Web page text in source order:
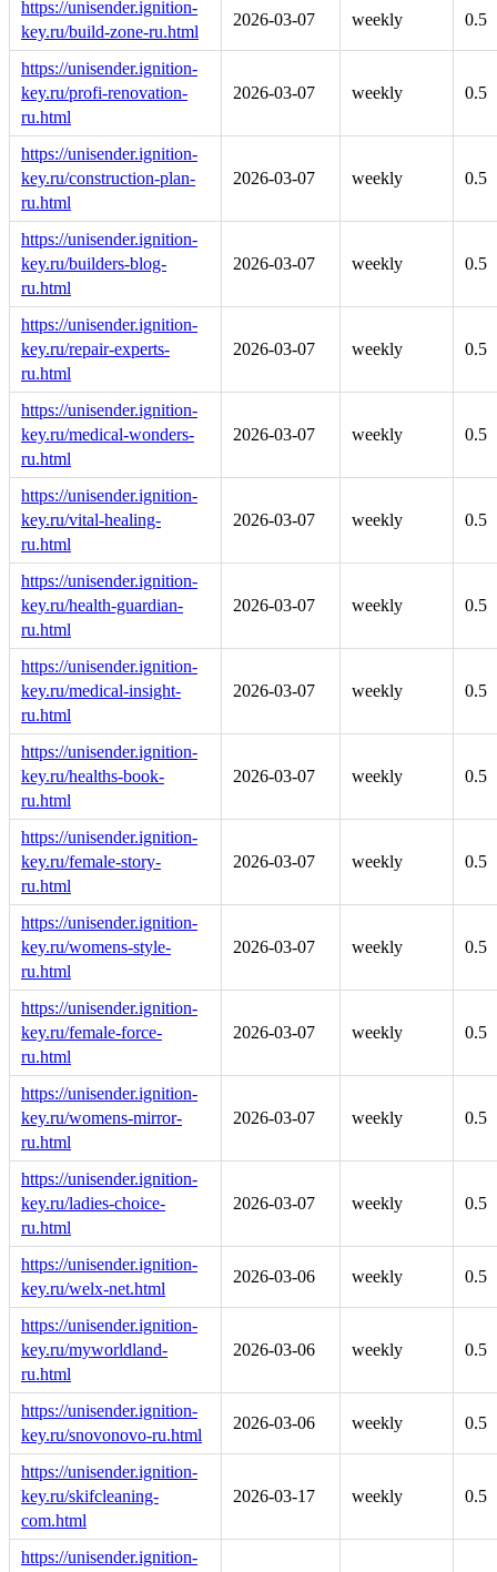
https://unisender.ignition-
key.ru/build-zone-ru.html
2026-03-07 weekly 0.5
https://unisender.ignition-
key.ru/profi-renovation-
ru.html
2026-03-07 weekly 0.5
https://unisender.ignition-
key.ru/construction-plan-
ru.html
2026-03-07 weekly 0.5
https://unisender.ignition-
key.ru/builders-blog-
ru.html
2026-03-07 weekly 0.5
https://unisender.ignition-
key.ru/repair-experts-
ru.html
2026-03-07 weekly 0.5
https://unisender.ignition-
key.ru/medical-wonders-
ru.html
2026-03-07 weekly 0.5
https://unisender.ignition-
key.ru/vital-healing-
ru.html
2026-03-07 weekly 0.5
https://unisender.ignition-
key.ru/health-guardian-
ru.html
2026-03-07 weekly 0.5
https://unisender.ignition-
key.ru/medical-insight-
ru.html
2026-03-07 weekly 0.5
https://unisender.ignition-
key.ru/healths-book-
ru.html
2026-03-07 weekly 0.5
https://unisender.ignition-
key.ru/female-story-
ru.html
2026-03-07 weekly 0.5
https://unisender.ignition-
key.ru/womens-style-
ru.html
2026-03-07 weekly 0.5
https://unisender.ignition-
key.ru/female-force-
ru.html
2026-03-07 weekly 0.5
https://unisender.ignition-
key.ru/womens-mirror-
ru.html
2026-03-07 weekly 0.5
https://unisender.ignition-
key.ru/ladies-choice-
ru.html
2026-03-07 weekly 0.5
https://unisender.ignition-
key.ru/welx-net.html
2026-03-06 weekly 0.5
https://unisender.ignition-
key.ru/myworldland-
ru.html
2026-03-06 weekly 0.5
https://unisender.ignition-
key.ru/snovonovo-ru.html
2026-03-06 weekly 0.5
https://unisender.ignition-
key.ru/skifcleaning-
com.html
2026-03-17 weekly 0.5
https://unisender.ignition-